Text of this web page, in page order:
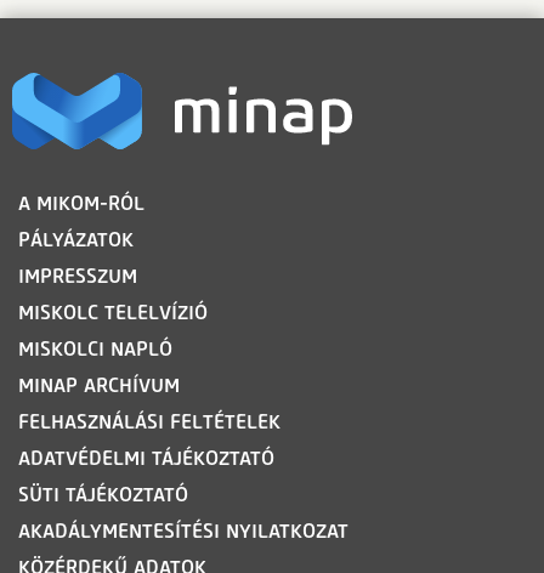
LÁBLÉC
A MIKOM-RÓL
PÁLYÁZATOK
IMPRESSZUM
MISKOLC TELELVÍZIÓ
MISKOLCI NAPLÓ
MINAP ARCHÍVUM
FELHASZNÁLÁSI FELTÉTELEK
ADATVÉDELMI TÁJÉKOZTATÓ
SÜTI TÁJÉKOZTATÓ
AKADÁLYMENTESÍTÉSI NYILATKOZAT
KÖZÉRDEKŰ ADATOK